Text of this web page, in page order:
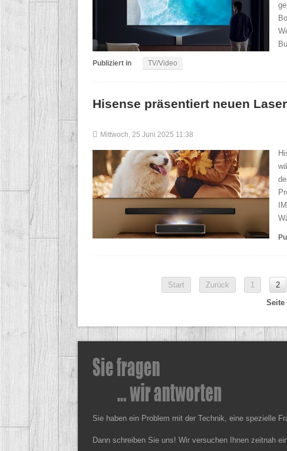
Publiziert in TV/Video
Hisense präsentiert neuen
Mittwoch, 25 Juni 2025 11:38
Start Zurück 1 2
Seite
Sie haben ein Problem mit der Technik, eine spezielle
Dann schreiben Sie uns! Wir versuchen Ihnen zeitnah